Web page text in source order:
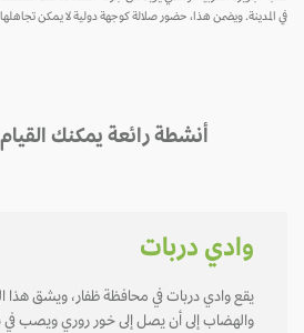
في المدينة. ويضمن هذا، حضور صلالة كوجهة دولية لا يمكن تجاهلها.
أنشطة رائعة يمكنك القيام
وادي دربات
يقع وادي دربات في محافظة ظفار، ويشق هذا
والهضاب إلى أن يصل إلى خـور روري ويصب في